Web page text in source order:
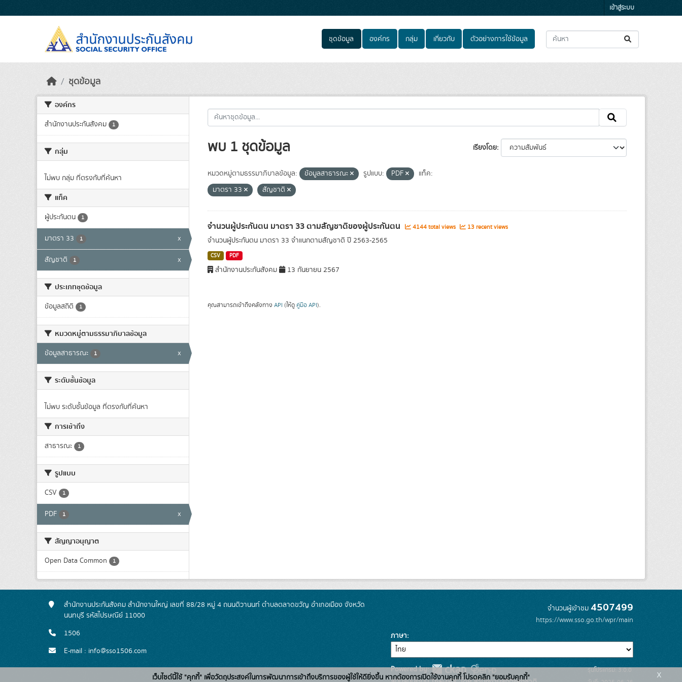
เข้าสู่ระบบ
ชุดข้อมูล องค์กร กลุ่ม เกี่ยวกับ ตัวอย่างการใช้ข้อมูล
ชุดข้อมูล
องค์กร
สำนักงานประกันสังคม 1
กลุ่ม
ไม่พบ กลุ่ม ที่ตรงกับที่ค้นหา
แท็ค
ผู้ประกันตน 1
มาตรา 33 1 x
สัญชาติ 1 x
ประเภทชุดข้อมูล
ข้อมูลสถิติ 1
หมวดหมู่ตามธรรมาภิบาลข้อมูล
ข้อมูลสาธารณะ 1 x
ระดับชั้นข้อมูล
ไม่พบ ระดับชั้นข้อมูล ที่ตรงกับที่ค้นหา
การเข้าถึง
สาธารณะ 1
รูปแบบ
CSV 1
PDF 1 x
สัญญาอนุญาต
Open Data Common 1
เรียงโดย
พบ 1 ชุดข้อมูล
หมวดหมู่ตามธรรมาภิบาลข้อมูล: ข้อมูลสาธารณะ รูปแบบ: PDF
แท็ค:
มาตรา 33
สัญชาติ
จำนวนผู้ประกันตน มาตรา 33 ตามสัญชาติของผู้ประกันตน 4144 total views 13 recent views
จำนวนผู้ประกันตน มาตรา 33 จำแนกตามสัญชาติ ปี 2563-2565
CSV PDF
สำนักงานประกันสังคม 13 กันยายน 2567
คุณสามารถเข้าถึงคลังทาง API (ให้ดู คู่มือ API).
สำนักงานประกันสังคม สำนักงานใหญ่ เลขที่ 88/28 หมู่ 4 ถนนติวานนท์ ตำบลตลาดขวัญ อำเภอเมือง จังหวัด
นนทบุรี รหัสไปรษณีย์ 11000
1506
E-mail : info@sso1506.com
จำนวนผู้เข้าชม 4507499
https://www.sso.go.th/wpr/main
ภาษา
Powered by:
รุ่นโปรแกรม: 3.0.0
เว็บไซต์นี้ใช้ "คุกกี้" เพื่อวัตถุประสงค์ในการพัฒนาการเข้าถึงบริการของผู้ใช้ให้ดียิ่งขึ้น หากต้องการเปิดใช้งานคุกกี้ โปรดคลิก "ยอมรับคุกกี้" x